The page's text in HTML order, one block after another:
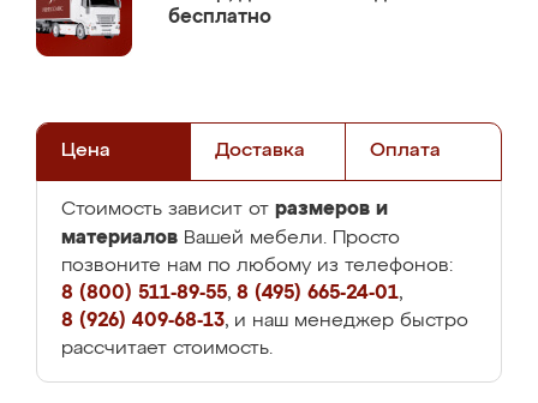
бесплатно
Цена Доставка Оплата
Стоимость зависит от размеров и
материалов Вашей мебели. Просто
позвоните нам по любому из телефонов:
8 (800) 511-89-55, 8 (495) 665-24-01,
8 (926) 409-68-13, и наш менеджер быстро
рассчитает стоимость.